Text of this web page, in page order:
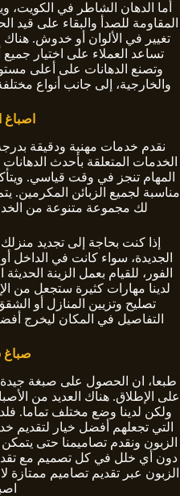
أما الدهان الشاطر في الكويت،
المقاومة للصدأ والبقاء على
تغيير في الألوان أو خدوش.
تساعد العملاء على اختيار جميع
وتصنع الدهانات على أعلى
والخارجية، إلى جانب أنواع
اصباغ
نقدم خدمات مهنية ودقيقة
الخدمات المتعلقة بأحدث
المهام تنجز في وقت قياسي.
مناسبة لجميع الزبائن المكرمين.
لك مجموعة متنوعة من
إذا كنت بحاجة إلى تجديد
الجديدة، سواء كانت في الداخل
الفور، للقيام بعمل الزينة
لدينا مهارات كثيرة ستجعل من
تصليح وتزيين المنازل أو
التفاصيل في المكان ليخرج
صباغ
طبعا، ان الحصول على صبغة جيدة
على الإطلاق. هناك العديد من
ولكن لدينا وضع مختلف تماما.
التي تجعلهم أفضل خيار لتقديم
الزبون ونقدم تصاميمنا حتى
دون أي خلل في كل تصميم مع
الزبون عبر تقديم تصاميم ممتازة